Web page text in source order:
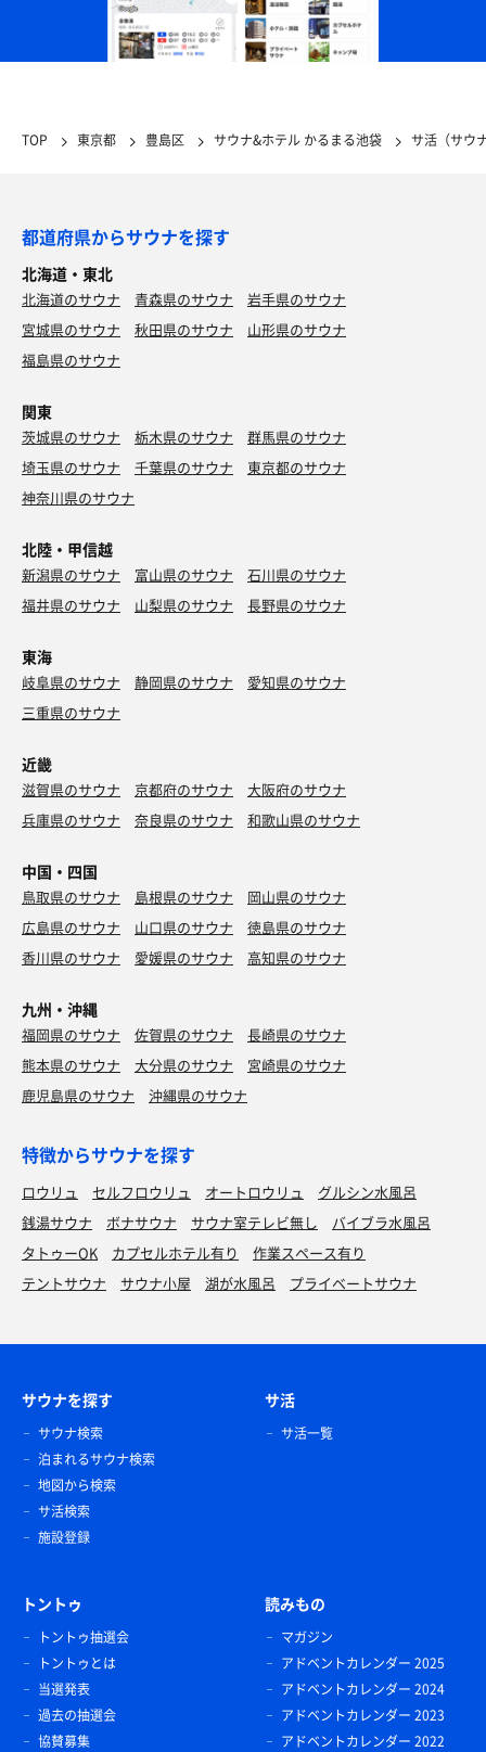
TOP 東京都 豊島区 サウナ&ホテル かるまる池袋 サ活（サウ
都道府県からサウナを探す
北海道・東北
北海道のサウナ 青森県のサウナ
岩手県のサウナ
宮城県のサウナ
秋田県のサウナ
山形県のサウナ
福島県のサウナ
関東
茨城県のサウナ 栃木県のサウナ
群馬県のサウナ
埼玉県のサウナ
千葉県のサウナ
東京都のサウナ
神奈川県のサウナ
北陸・甲信越
新潟県のサウナ 富山県のサウナ
石川県のサウナ
福井県のサウナ
山梨県のサウナ 長野県のサウナ
東海
岐阜県のサウナ 静岡県のサウナ
愛知県のサウナ
三重県のサウナ
近畿
滋賀県のサウナ 京都府のサウナ
大阪府のサウナ
兵庫県のサウナ
奈良県のサウナ 和歌山県のサウナ
中国・四国
鳥取県のサウナ 島根県のサウナ
岡山県のサウナ
広島県のサウナ
山口県のサウナ
徳島県のサウナ
香川県のサウナ
愛媛県のサウナ 高知県のサウナ
九州・沖縄
福岡県のサウナ 佐賀県のサウナ
長崎県のサウナ
熊本県のサウナ
大分県のサウナ
宮崎県のサウナ
鹿児島県のサウナ
沖縄県のサウナ
特徴からサウナを探す
ロウリュ セルフロウリュ オートロウリュ
グルシン水風呂
銭湯サウナ
ボナサウナ サウナ室テレビ無し
バイブラ水風呂
タトゥーOK
カプセルホテル有り
作業スペース有り
テントサウナ
サウナ小屋 湖が水風呂 プライベートサウナ
サウナを探す
サウナ検索
泊まれるサウナ検索
地図から検索
サ活検索
施設登録
サ活
サ活一覧
トントゥ
トントゥ抽選会
トントゥとは
当選発表
過去の抽選会
協賛募集
読みもの
マガジン
アドベントカレンダー 2025
アドベントカレンダー 2024
アドベントカレンダー 2023
アドベントカレンダー 2022